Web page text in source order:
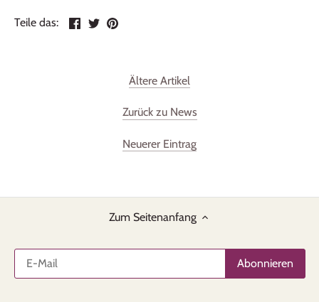
Teile das: TeilenTwitternPinnen
Ältere Artikel
Zurück zu News
Neuerer Eintrag
Zum Seitenanfang